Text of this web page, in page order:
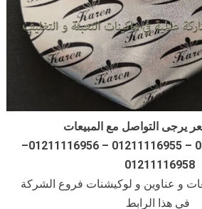
يرجى التواصل مع المبيعات
موبايل 01211116954 – 01211116955 – 01211116956–
01211116958
و عناوين و لوكيشنات فروع الشركة
في هذا الرابط